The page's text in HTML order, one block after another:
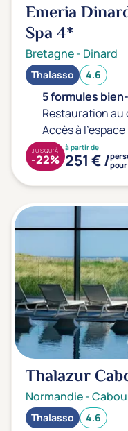
Emeria
Spa4*
Bretagne- Dinard
Thalasso 4.6
5 formules
Restauration au
Accès à
à partir de
251 € /pour
JUSQU'À
-22%
Thalazur
Normandie-
Thalasso 4.6